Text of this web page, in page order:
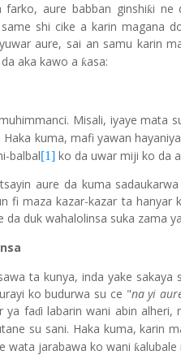
aure babban ginshiƙi ne
shi cike a karin magana
aure, sai an samu karin
aka kawo a ƙasa:
Misali, iyaye mata
kuma, mafi yawan
balbal[1] ko da uwar miji ko da
aure da kuma
fi maza kazar-kazar ta
duk wahalolinsa suka zama ya
ta kunya, inda yake
ko budurwa su ce "na yi
ya faɗi labarin wani abin alheri,
su sani. Haka kuma, karin
wata jarabawa ko wani ƙalubale